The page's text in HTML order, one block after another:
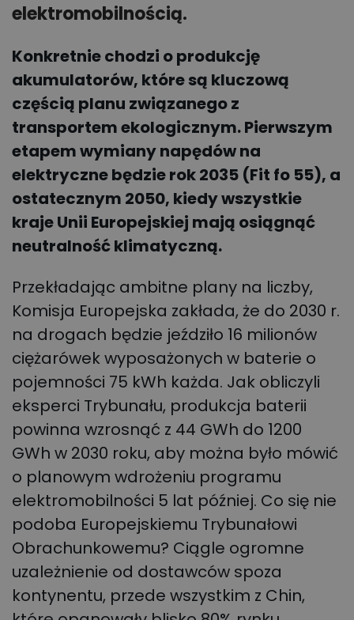
elektromobilnością.
Konkretnie chodzi o produkcję
akumulatorów, które są kluczową
częścią planu związanego z
transportem ekologicznym. Pierwszym
etapem wymiany napędów na
elektryczne będzie rok 2035 (Fit fo 55), a
ostatecznym 2050, kiedy wszystkie
kraje Unii Europejskiej mają osiągnąć
neutralność klimatyczną.
Przekładając ambitne plany na liczby,
Komisja Europejska zakłada, że do 2030 r.
na drogach będzie jeździło 16 milionów
ciężarówek wyposażonych w baterie o
pojemności 75 kWh każda. Jak obliczyli
eksperci Trybunału, produkcja baterii
powinna wzrosnąć z 44 GWh do 1200
GWh w 2030 roku, aby można było mówić
o planowym wdrożeniu programu
elektromobilności 5 lat później. Co się nie
podoba Europejskiemu Trybunałowi
Obrachunkowemu? Ciągle ogromne
uzależnienie od dostawców spoza
kontynentu, przede wszystkim z Chin,